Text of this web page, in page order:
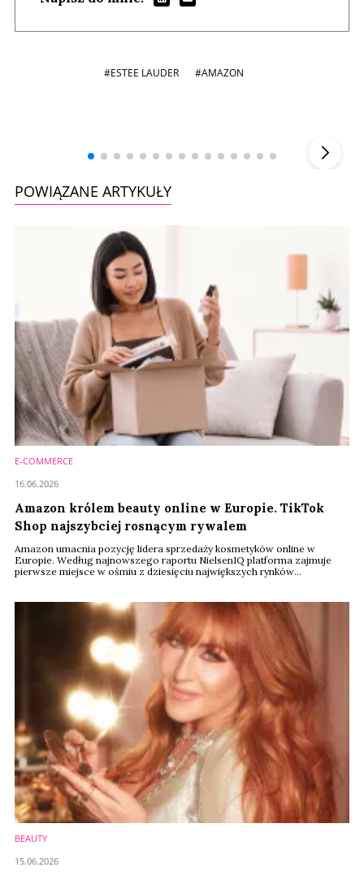
#ESTEE LAUDER #AMAZON
POWIĄZANE ARTYKUŁY
E-COMMERCE
Amazon królem beauty online w Europie. TikTok
Shop najszybciej rosnącym rywalem
Amazon umacnia pozycję lidera sprzedaży kosmetyków online w
Europie. Według najnowszego raportu NielsenIQ platforma zajmuje
pierwsze miejsce w ośmiu z dziesięciu największych rynków
uwagę konsumentów i zmieniają zasady gry w beauty e-commerce.
16.06.2026
BEAUTY
15.06.2026